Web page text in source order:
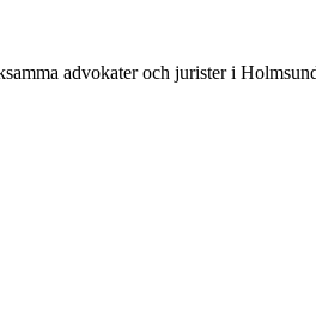
advokater och jurister i